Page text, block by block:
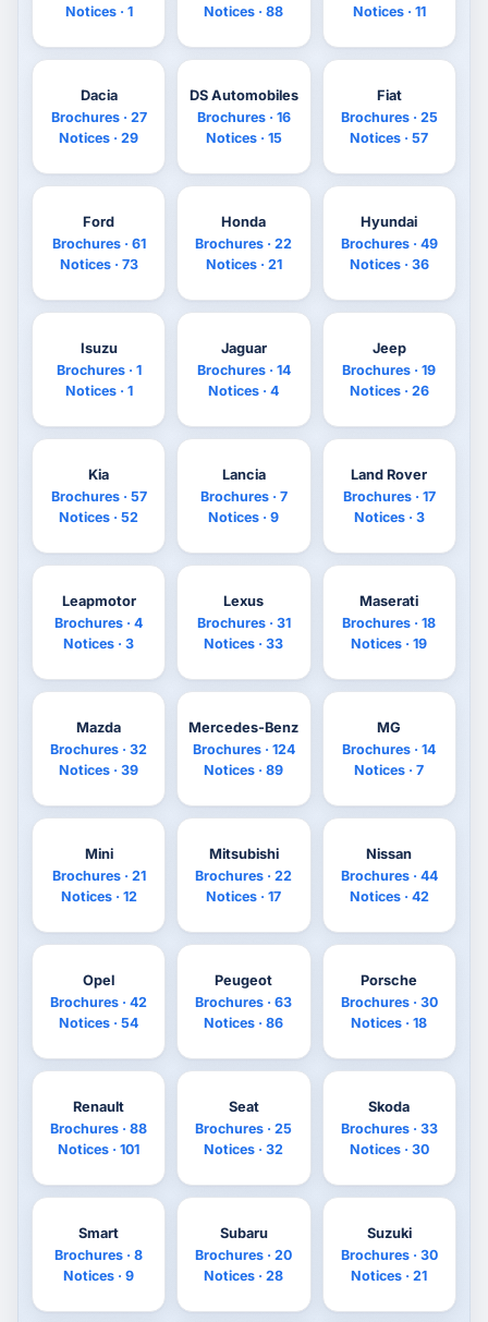
Notices · 1
Notices · 88
Notices · 11
Dacia
Brochures · 27
Notices · 29
DS Automobiles
Brochures · 16
Notices · 15
Fiat
Brochures · 25
Notices · 57
Ford
Brochures · 61
Notices · 73
Honda
Brochures · 22
Notices · 21
Hyundai
Brochures · 49
Notices · 36
Isuzu
Brochures · 1
Notices · 1
Jaguar
Brochures · 14
Notices · 4
Jeep
Brochures · 19
Notices · 26
Kia
Brochures · 57
Notices · 52
Lancia
Brochures · 7
Notices · 9
Land Rover
Brochures · 17
Notices · 3
Leapmotor
Brochures · 4
Notices · 3
Lexus
Brochures · 31
Notices · 33
Maserati
Brochures · 18
Notices · 19
Mazda
Brochures · 32
Notices · 39
Mercedes-Benz
Brochures · 124
Notices · 89
MG
Brochures · 14
Notices · 7
Mini
Brochures · 21
Notices · 12
Mitsubishi
Brochures · 22
Notices · 17
Nissan
Brochures · 44
Notices · 42
Opel
Brochures · 42
Notices · 54
Peugeot
Brochures · 63
Notices · 86
Porsche
Brochures · 30
Notices · 18
Renault
Brochures · 88
Notices · 101
Seat
Brochures · 25
Notices · 32
Skoda
Brochures · 33
Notices · 30
Smart
Brochures · 8
Notices · 9
Subaru
Brochures · 20
Notices · 28
Suzuki
Brochures · 30
Notices · 21